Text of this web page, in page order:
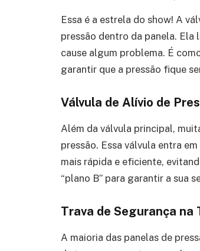
Essa é a estrela do show! A
pressão dentro da panela. Ela
cause algum problema. É
garantir que a pressão fique
Válvula de Alívio de
Além da válvula principal,
pressão. Essa válvula entra
mais rápida e eficiente,
“plano B” para garantir a sua
Trava de Segurança na
A maioria das panelas de